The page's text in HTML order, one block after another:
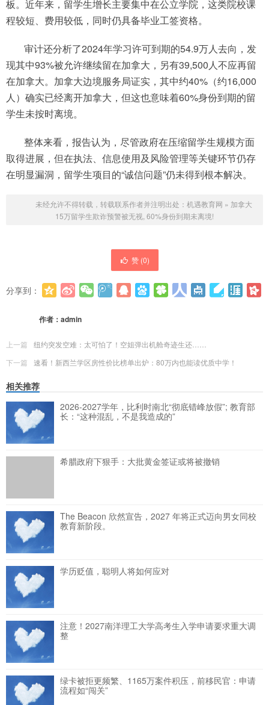
板。近年来，留学生增长主要集中在公立学院，这类院校课
程较短、费用较低，同时仍具备毕业工签资格。
审计还分析了2024年学习许可到期的54.9万人去向，发
现其中93%被允许继续留在加拿大，另有39,500人不应再留
在加拿大。加拿大边境服务局证实，其中约40%（约16,000
人）确实已经离开加拿大，但这也意味着60%身份到期的留
学生未按时离境。
整体来看，报告认为，尽管政府在压缩留学生规模方面
取得进展，但在执法、信息使用及风险管理等关键环节仍存
在明显漏洞，留学生项目的“诚信问题”仍未得到根本解决。
未经允许不得转载，转载联系作者并注明出处： 机遇教育网 » 加拿大
15万留学生欺诈预警被无视, 60%身份到期未离境!
赞 (0)
分享到：
作者： admin
上一篇
纽约突发空难：太可怕了！空姐弹出机舱奇迹生还……
下一篇
速看！新西兰学区房性价比榜单出炉：80万内也能读优质中学！
相关推荐
2026-2027学年，比利时南北“彻底错峰放假”; 教育部
长：“这种混乱，不是我造成的”
希腊政府下狠手：大批黄金签证或将被撤销
The Beacon 欣然宣告，2027 年将正式迈向男女同校
教育新阶段。
学历贬值，聪明人将如何应对
注意！2027南洋理工大学高考生入学申请要求重大调
整
绿卡被拒更频繁、1165万案件积压，前移民官：申请
流程如“闯关”